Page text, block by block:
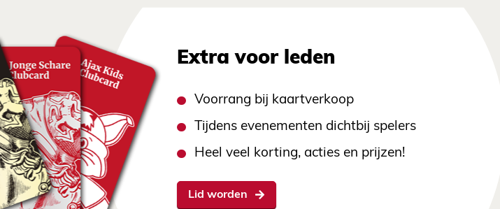
Extra voor leden
Voorrang bij kaartverkoop
Tijdens evenementen dichtbij spelers
Heel veel korting, acties en prijzen!
Lid worden